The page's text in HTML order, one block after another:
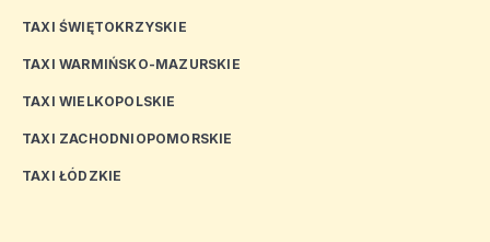
TAXI ŚWIĘTOKRZYSKIE
TAXI WARMIŃSKO-MAZURSKIE
TAXI WIELKOPOLSKIE
TAXI ZACHODNIOPOMORSKIE
TAXI ŁÓDZKIE